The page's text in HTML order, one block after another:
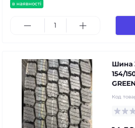
в наявності
Шина
154/
Код